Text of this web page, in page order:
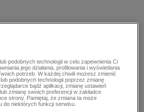
podobnych technologii w celu zapewnienia Ci
jego działania, profilowania i wyświetlania
potrzeb. W każdej chwili możesz zmienić
podobnych technologii poprzez zmianę
bądź aplikacji, zmianę ustawień
zmianę swoich preferencji w zakładce
strony. Pamiętaj, że zmiana ta może
do niektórych funkcji serwisu.